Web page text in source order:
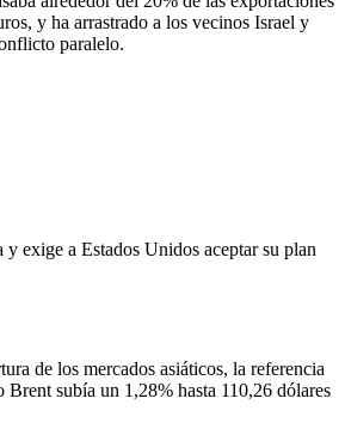
y ha arrastrado a los vecinos Israel y
paralelo.
y exige a Estados Unidos aceptar su plan
de los mercados asiáticos, la referencia
Brent subía un 1,28% hasta 110,26 dólares